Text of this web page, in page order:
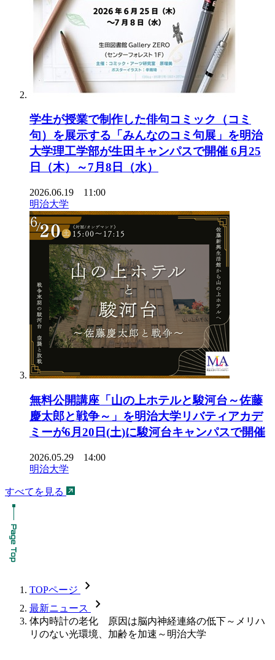
学生が授業で制作した俳句コミック（コミ
句）を展示する「みんなのコミ句展」を明治
大学理工学部が生田キャンパスで開催 6月25
日（木）～7月8日（水）
2026.06.19 11:00
明治大学
無料公開講座「山の上ホテルと駿河台～佐藤
慶太郎と戦争～」を明治大学リバティアカデ
ミーが6月20日(土)に駿河台キャンパスで開催
2026.05.29 14:00
明治大学
すべてを見る
TOPページ chevron_forward
最新ニュース chevron_forward
体内時計の老化 原因は脳内神経連絡の低下～メリハ
リのない光環境、加齢を加速～明治大学